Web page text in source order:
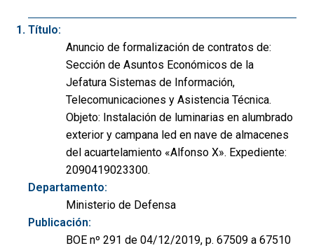
Título:
Anuncio de formalización de contratos de:
Sección de Asuntos Económicos de la
Jefatura Sistemas de Información,
Telecomunicaciones y Asistencia Técnica.
Objeto: Instalación de luminarias en alumbrado
exterior y campana led en nave de almacenes
del acuartelamiento «Alfonso X». Expediente:
2090419023300.
Departamento:
Ministerio de Defensa
Publicación:
BOE nº 291 de 04/12/2019, p. 67509 a 67510